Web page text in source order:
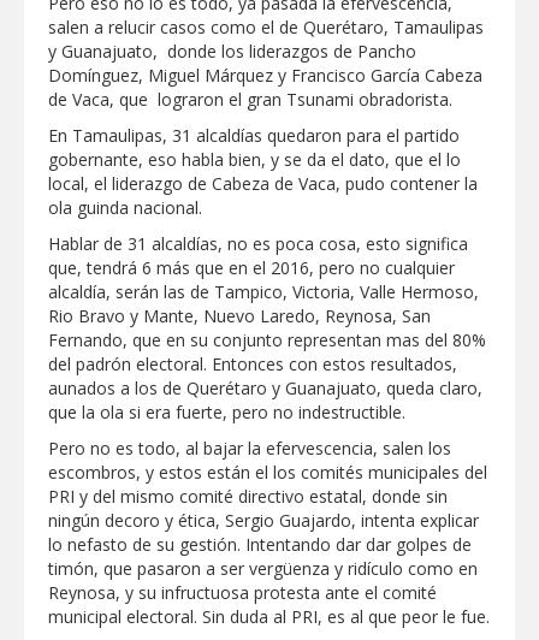
DIF NUEVO LAREDO MANTIENE ACTIVA
LA ATENCIÓN EN EL CRI Y REAFIRMA
SU COMPROMISO CON LA
REHABILITACIÓN DE LAS FAMILIAS
Prepara la UAT el arranque del ciclo
escolar Otoño 2026
Anuncia Gobierno de Tamaulipas
estímulos fiscales para apoyar la
economía de las familias
Avanza transformación vial impulsada
por Carlos Peña Ortiz en La Cima y
Jarachina Sur
ATIENDE COMAPA MÁS DE 1800
REPORTES RECIBIDOS A TRAVÉS DEL
073 DURANTE JULIO
salen a relucir casos como el de Querétaro, Tamaulipas
y Guanajuato, donde los liderazgos de Pancho
Domínguez, Miguel Márquez y Francisco García Cabeza
de Vaca, que lograron el gran Tsunami obradorista.
En Tamaulipas, 31 alcaldías quedaron para el partido
gobernante, eso habla bien, y se da el dato, que el lo
local, el liderazgo de Cabeza de Vaca, pudo contener la
ola guinda nacional.
Hablar de 31 alcaldías, no es poca cosa, esto significa
que, tendrá 6 más que en el 2016, pero no cualquier
alcaldía, serán las de Tampico, Victoria, Valle Hermoso,
Rio Bravo y Mante, Nuevo Laredo, Reynosa, San
Fernando, que en su conjunto representan mas del 80%
del padrón electoral. Entonces con estos resultados,
aunados a los de Querétaro y Guanajuato, queda claro,
que la ola si era fuerte, pero no indestructible.
Pero no es todo, al bajar la efervescencia, salen los
escombros, y estos están el los comités municipales del
PRI y del mismo comité directivo estatal, donde sin
ningún decoro y ética, Sergio Guajardo, intenta explicar
lo nefasto de su gestión. Intentando dar dar golpes de
timón, que pasaron a ser vergüenza y ridículo como en
Reynosa, y su infructuosa protesta ante el comité
municipal electoral. Sin duda al PRI, es al que peor le fue.